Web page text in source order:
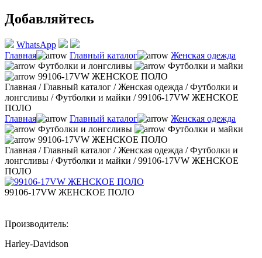
Добавляйтесь
WhatsApp
Главная
Главный каталог
Женская одежда
Футболки и лонгсливы
Футболки и майки
99106-17VW ЖЕНСКОЕ ПОЛО
Главная /Главный каталог /Женская одежда /Футболки и
лонгсливы /Футболки и майки /99106-17VW ЖЕНСКОЕ
ПОЛО
Главная
Главный каталог
Женская одежда
Футболки и лонгсливы
Футболки и майки
99106-17VW ЖЕНСКОЕ ПОЛО
Главная /Главный каталог /Женская одежда /Футболки и
лонгсливы /Футболки и майки /99106-17VW ЖЕНСКОЕ
ПОЛО
99106-17VW ЖЕНСКОЕ ПОЛО
Производитель:
Harley-Davidson